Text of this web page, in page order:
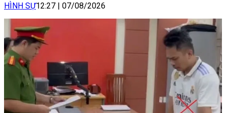
HÌNH SỰ12:27 | 07/08/2026